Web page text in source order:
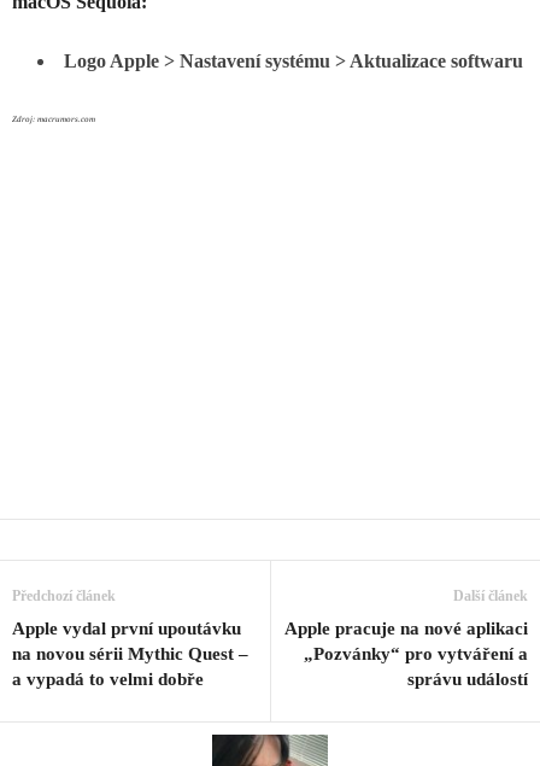
Logo Apple > Nastavení systému > Aktualizace softwaru
Zdroj: macrumors.com
Předchozí článek
Apple vydal první upoutávku
na novou sérii Mythic Quest –
a vypadá to velmi dobře
Další článek
Apple pracuje na nové aplikaci
„Pozvánky“ pro vytváření a
správu událostí